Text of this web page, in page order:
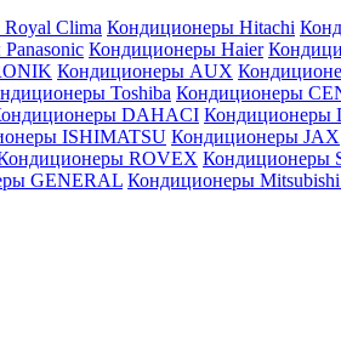
Clima Кондиционеры Hitachi
Кондиционеры Haier
Кондиционеры AUX
Toshiba Кондиционеры
DAHACI Кондиционеры
ISHIMATSU Кондиционеры JAX
ROVEX Кондиционеры
GENERAL Кондиционеры